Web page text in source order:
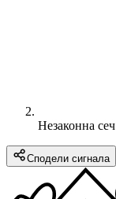
Незаконна сеч
Сподели сигнала